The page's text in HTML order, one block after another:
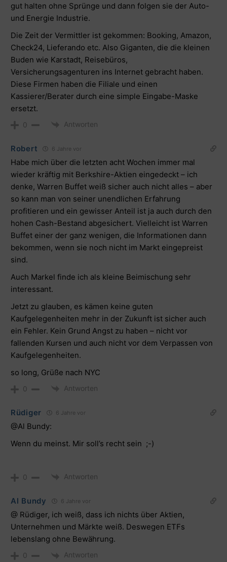
gut halten ohne Sprünge und dann folgen sie der Auto-
und Energie Industrie.
Die Zeit der Vermittler ist gekommen: Booking, Amazon,
Check24, Lieferando etc. Also Giganten, die die kleinen
Buden wie Karstadt, Reisebüros,
Versicherungsagenturen ins Internet gebracht haben.
Diese Firmen haben die Filiale und einen
Kassierer/Berater durch eine simple Eingabe-Maske
ersetzt.
0 Antworten
Robert 6 Jahre vor
Habe mich über die letzten acht Wochen immer mal
wieder kräftig mit Berkshire-Aktien eingedeckt – ich
denke, Warren Buffet weiß sicher auch nicht alles – aber
so kann man von seiner unendlichen Erfahrung
profitieren und ein gewisser Anteil ist ja auch durch den
hohen Cash-Bestand abgesichert. Vielleicht ist Warren
Buffet einer der ganz wenigen, die Informationen dann
bekommen, wenn sie noch nicht im Markt eingepreist
sind.
Auch Markel finde ich als kleine Beimischung sehr
interessant.
Jetzt zu glauben, es kämen keine guten
Kaufgelegenheiten mehr in der Zukunft ist sicher auch
ein Fehler. Kein Grund Angst zu haben – nicht vor
fallenden Kursen und auch nicht vor dem Verpassen von
Kaufgelegenheiten.
so long, Grüße nach NYC
0 Antworten
Rüdiger 6 Jahre vor
@Al Bundy:
Wenn du meinst. Mir soll’s recht sein ;-)
0 Antworten
Al Bundy 6 Jahre vor
@ Rüdiger, ich weiß, dass ich nichts über Aktien,
Unternehmen und Märkte weiß. Deswegen ETFs
lebenslang ohne Bewährung.
0 Antworten